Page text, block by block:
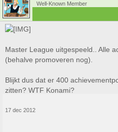
Well-Known Member
Master League uitgespeeld.. Alle
(behalve promoveren nog).
Blijkt dus dat er 400
zitten? WTF Konami?
17 dec 2012